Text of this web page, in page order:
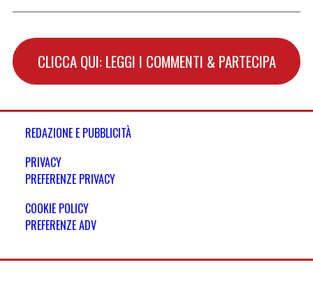
CLICCA QUI: LEGGI I COMMENTI & PARTECIPA
REDAZIONE E PUBBLICITÀ
PRIVACY
PREFERENZE PRIVACY
COOKIE POLICY
PREFERENZE ADV